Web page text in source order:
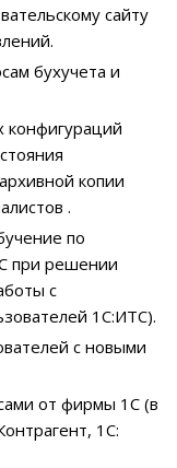
сайту
бухучета и
копии
.
по
при решении
с
1С:ИТС).
с новыми
от фирмы 1С (в
1С: